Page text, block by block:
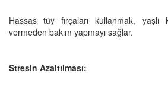
Hassas tüy fırçaları kullanmak,
vermeden bakım yapmayı sağlar.
Stresin Azaltılması: